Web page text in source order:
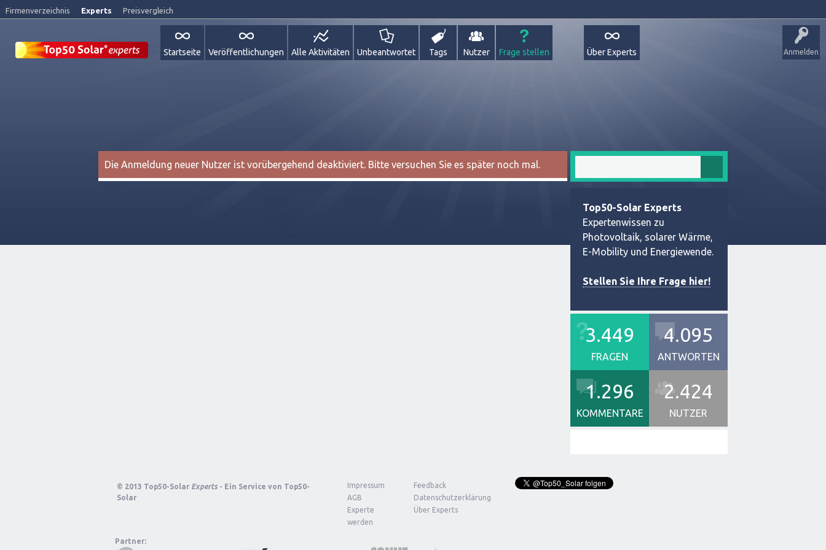
Firmenverzeichnis Experts Preisvergleich
Anmelden
Startseite Veröffentlichungen Alle Aktivitäten Unbeantwortet Tags Nutzer Frage stellen Über Experts
Die Anmeldung neuer Nutzer ist vorübergehend deaktiviert. Bitte versuchen Sie es später noch mal.
Top50-Solar Experts
Expertenwissen zu
Photovoltaik, solarer Wärme,
E-Mobility und Energiewende.
Stellen Sie Ihre Frage hier!
3.449
FRAGEN
4.095
ANTWORTEN
1.296
KOMMENTARE
2.424
NUTZER
© 2013 Top50-Solar Experts - Ein Service von Top50-
Solar
Impressum
Feedback
AGB
Datenschutzerklärung
Experte
werden
Über Experts
Partner: